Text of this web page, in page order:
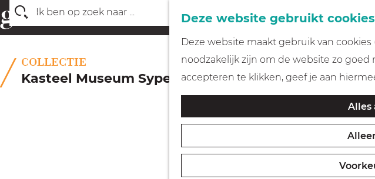
Deze website gebruikt cookies
Deze website maakt gebruik van
noodzakelijk zijn om de website zo
accepteren te klikken, geef je aan
Alles
G
a
e
k
COLLECTIE
Kasteel Museum Sypesteyn